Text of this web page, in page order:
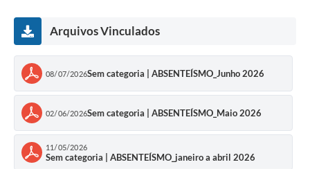
Agenda
Contato
Arquivos Vinculados
08/07/2026Sem categoria | ABSENTEÍSMO_Junho 2026
02/06/2026Sem categoria | ABSENTEÍSMO_Maio 2026
11/05/2026
Sem categoria | ABSENTEÍSMO_janeiro a abril 2026